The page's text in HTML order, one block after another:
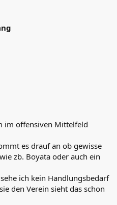
im offensiven Mittelfeld
es drauf an ob gewisse
zb. Boyata oder auch ein
ich kein Handlungsbedarf
den Verein sieht das schon